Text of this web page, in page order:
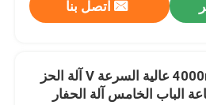
اتصل بنا
4000mm عالية السرعة V آلة الحز
الباب الخامس آلة الحفار